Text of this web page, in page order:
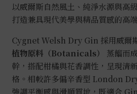
以威爾斯自然風土、純淨水源與高
打造兼具現代美學與精品質感的高
Cygnet Welsh Dry Gin 採用威爾
植物原料（Botanicals）
蒸餾而
幹，搭配柑橘與花香調性，呈現清
格。相較許多偏辛香型 London
強調平衡感與滑順質地，既適合